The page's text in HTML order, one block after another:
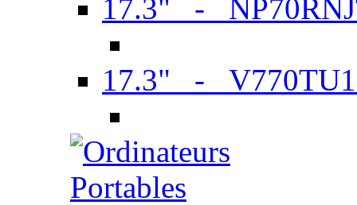
17.3" -
17.3" -